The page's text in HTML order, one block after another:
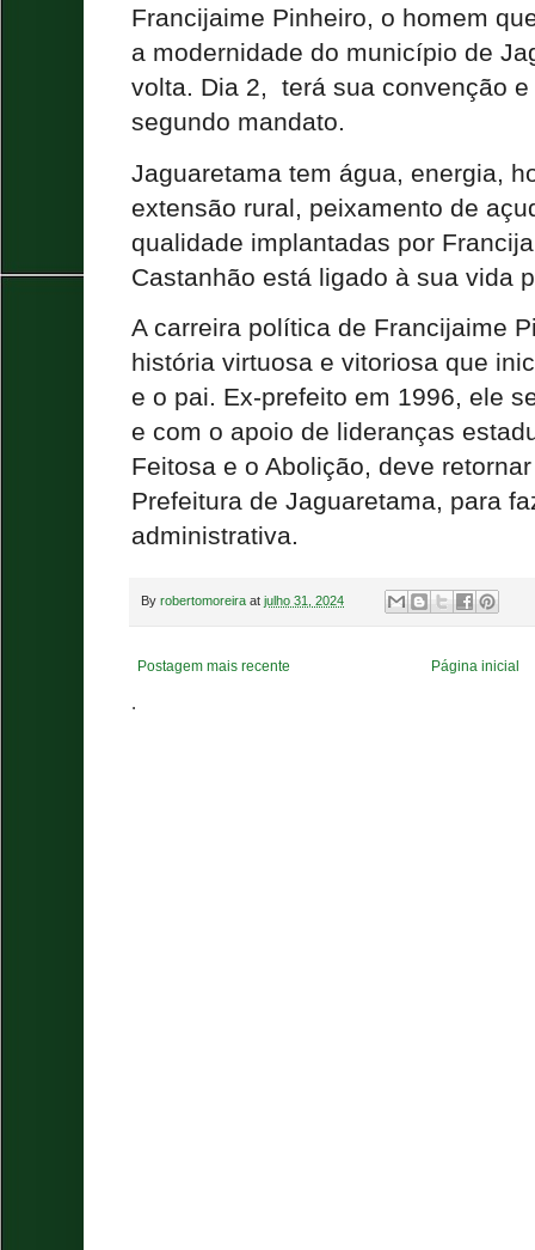
Francijaime Pinheiro, o homem
a modernidade do município de
volta. Dia 2, terá sua convenção
segundo mandato.
Jaguaretama tem água, energia,
extensão rural, peixamento de
qualidade implantadas por
Castanhão está ligado à sua vida
A carreira política de Francijaime
história virtuosa e vitoriosa que
e o pai. Ex-prefeito em 1996, ele
e com o apoio de lideranças
Feitosa e o Abolição, deve
Prefeitura de Jaguaretama, para
administrativa.
By robertomoreira at julho 31, 2024
Postagem mais recente Página inicial
.